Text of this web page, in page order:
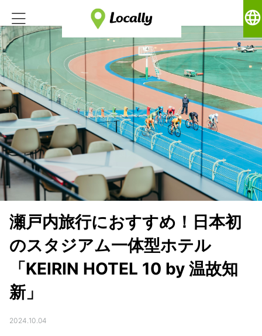
language
瀬戸内旅行におすすめ！日本初
のスタジアム一体型ホテル
「KEIRIN HOTEL 10 by 温故知
新」
2024.10.04